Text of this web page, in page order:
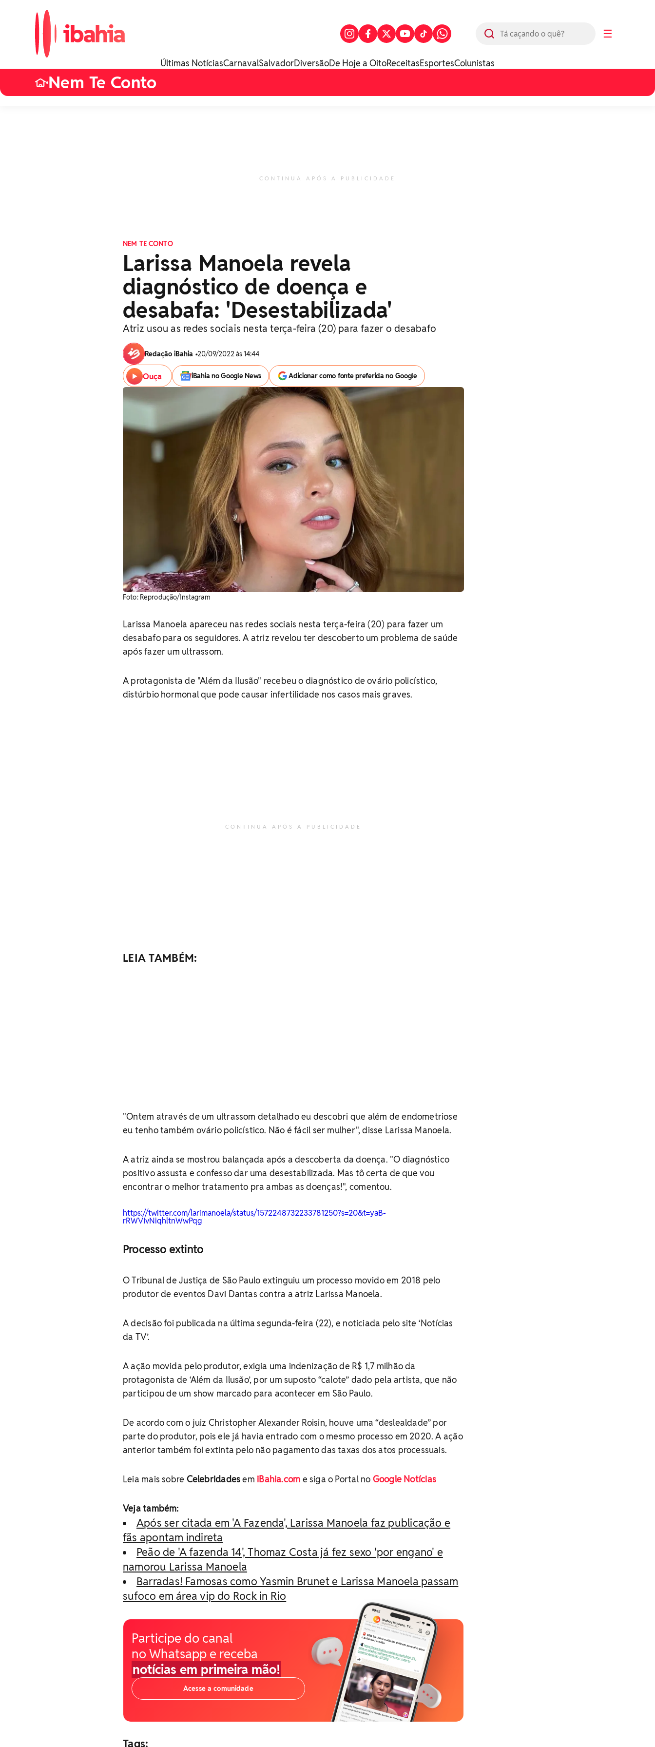
☰
Últimas NotíciasCarnavalSalvadorDiversãoDe Hoje a OitoReceitasEsportesColunistas
•Nem Te Conto
CONTINUA APÓS A PUBLICIDADE
NEM TE CONTO
Larissa Manoela revela
diagnóstico de doença e
desabafa: 'Desestabilizada'
Atriz usou as redes sociais nesta terça-feira (20) para fazer o desabafo
Redação iBahia •20/09/2022 às 14:44
Ouça iBahia no Google News Adicionar como fonte preferida no Google
Foto: Reprodução/Instagram
Larissa Manoela apareceu nas redes sociais nesta terça-feira (20) para fazer um
desabafo para os seguidores. A atriz revelou ter descoberto um problema de saúde
após fazer um ultrassom.
A protagonista de "Além da Ilusão" recebeu o diagnóstico de ovário policístico,
distúrbio hormonal que pode causar infertilidade nos casos mais graves.
CONTINUA APÓS A PUBLICIDADE
LEIA TAMBÉM:
"Ontem através de um ultrassom detalhado eu descobri que além de endometriose
eu tenho também ovário policístico. Não é fácil ser mulher", disse Larissa Manoela.
A atriz ainda se mostrou balançada após a descoberta da doença. "O diagnóstico
positivo assusta e confesso dar uma desestabilizada. Mas tô certa de que vou
encontrar o melhor tratamento pra ambas as doenças!", comentou.
https://twitter.com/larimanoela/status/1572248732233781250?s=20&t=yaB-
rRWVIvNiqhltnWwPqg
Processo extinto
O Tribunal de Justiça de São Paulo extinguiu um processo movido em 2018 pelo
produtor de eventos Davi Dantas contra a atriz Larissa Manoela.
A decisão foi publicada na última segunda-feira (22), e noticiada pelo site ‘Notícias
da TV’.
A ação movida pelo produtor, exigia uma indenização de R$ 1,7 milhão da
protagonista de ‘Além da Ilusão’, por um suposto “calote” dado pela artista, que não
participou de um show marcado para acontecer em São Paulo.
De acordo com o juiz Christopher Alexander Roisin, houve uma “deslealdade” por
parte do produtor, pois ele já havia entrado com o mesmo processo em 2020. A ação
anterior também foi extinta pelo não pagamento das taxas dos atos processuais.
Leia mais sobre Celebridadesem iBahia.com e siga o Portal no Google Notícias
Veja também:
Após ser citada em 'A Fazenda', Larissa Manoela faz publicação e
fãs apontam indireta
Peão de 'A fazenda 14', Thomaz Costa já fez sexo 'por engano' e
namorou Larissa Manoela
Barradas! Famosas como Yasmin Brunet e Larissa Manoela passam
sufoco em área vip do Rock in Rio
Participe do canal
no Whatsapp e receba
notícias em primeira mão!
Acesse a comunidade
Tags: